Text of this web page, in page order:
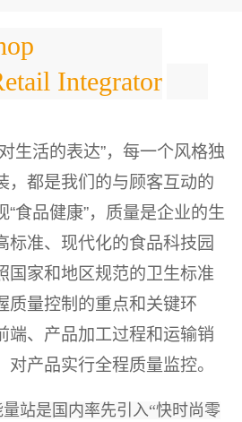
Integrator
生活的表达”，每一个风格独
，都是我们的与顾客互动的
“食品健康”，质量是企业的生
标准、现代化的食品科技园
国家和地区规范的卫生标准
质量控制的重点和关键环
端、产品加工过程和运输销
产品实行全程质量监控。
站是国内率先引入“快时尚零